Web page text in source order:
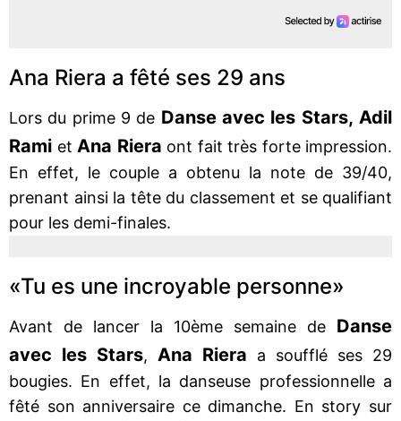
Ana Riera a fêté ses 29 ans
Lors du prime 9 de Danse avec les Stars, Adil
Rami et Ana Riera ont fait très forte impression.
En effet, le couple a obtenu la note de 39/40,
prenant ainsi la tête du classement et se qualifiant
pour les demi-finales.
«Tu es une incroyable personne»
Avant de lancer la 10ème semaine de Danse
avec les Stars, Ana Riera
a soufflé ses 29
bougies. En effet, la danseuse professionnelle a
fêté son anniversaire ce dimanche. En story sur